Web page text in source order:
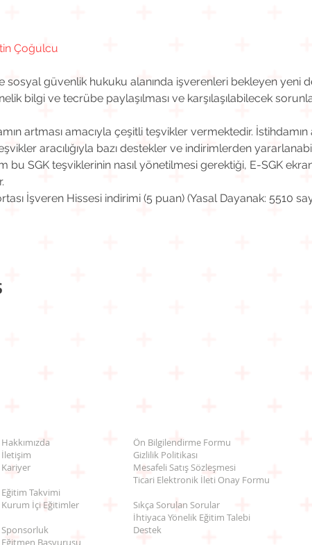
Çoğulcu
sosyal güvenlik hukuku alanında işverenleri bekleyen yeni
bilgi ve tecrübe paylaşılması ve karşılaşılabilecek
artması amacıyla çeşitli teşvikler vermektedir. İstihdamın
aracılığıyla bazı destekler ve indirimlerden
bu SGK teşviklerinin nasıl yönetilmesi gerektiği, E-SGK
İşveren Hissesi indirimi (5 puan) (Yasal Dayanak: 5510
Hakkımızda
İletişim
Kariyer
Eğitim Takvimi
Kurum İçi Eğitimler
Sponsorluk
Eğitmen Başvurusu
Ön Bilgilendirme Formu
Gizlilik Politikası
Mesafeli Satış Sözleşmesi
Ticari Elektronik İleti Onay Formu
Sıkça Sorulan Sorular
İhtiyaca Yönelik Eğitim Talebi
Destek